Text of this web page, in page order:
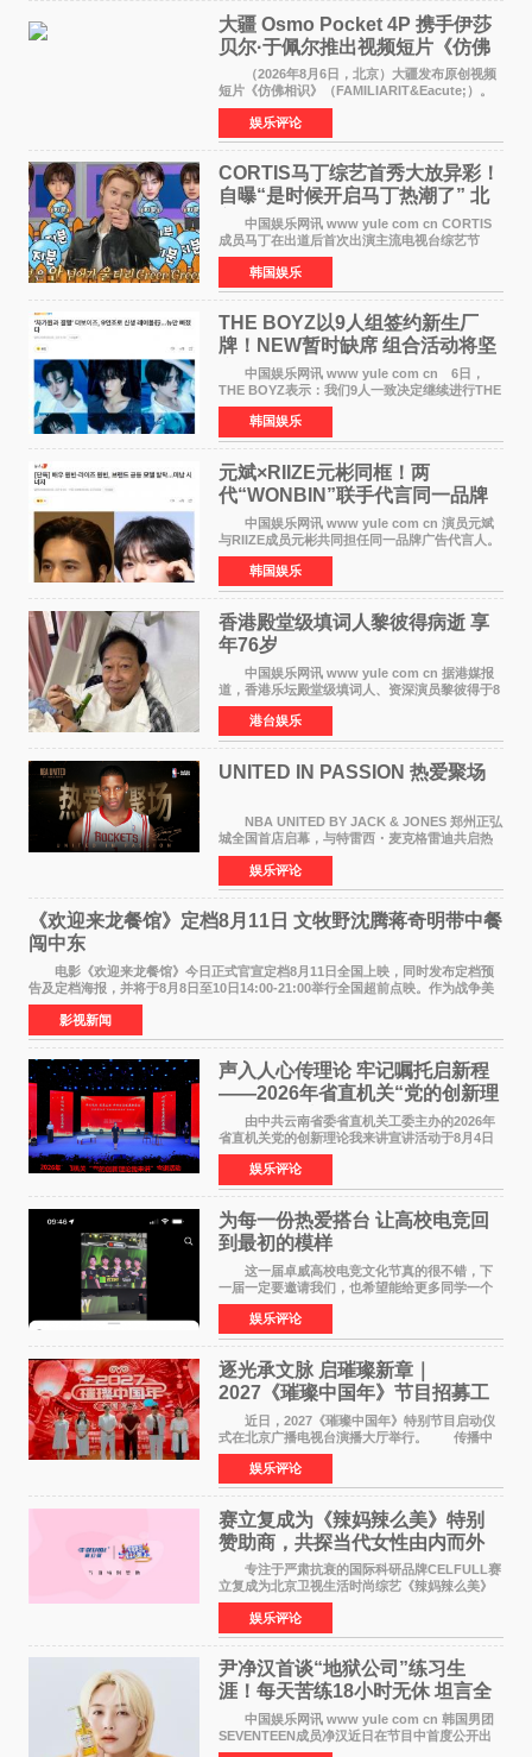
大疆 Osmo Pocket 4P 携手伊莎
贝尔·于佩尔推出视频短片《仿佛
相识》
（2026年8月6日，北京）大疆发布原创视频
短片《仿佛相识》（FAMILIARIT&Eacute;）。
视频短片由戛纳国际电影节最佳女演员伊莎贝尔·
于佩尔（Isabelle Huppert）主演，全程使用大
疆首款双主摄口
娱乐评论
CORTIS马丁综艺首秀大放异彩！
自曝“是时候开启马丁热潮了” 北
美巡演火热进行中
中国娱乐网讯 www yule com cn CORTIS
成员马丁在出道后首次出演主流电视台综艺节
目，展现了多才多艺的魅力。 马丁出演了5日
播出的MBC《Radio Star》Fashion与Passion
之间，I&lsquo;m
韩国娱乐
THE BOYZ以9人组签约新生厂
牌！NEW暂时缺席 组合活动将坚
定不移继续
中国娱乐网讯 www yule com cn 6日，
THE BOYZ表示：我们9人一致决定继续进行THE
BOYZ组合活动，并且已经完成了组合团体活动
签约。目前正在新生厂牌下进行活动准备。尚未
离开THE BOYZ原所
韩国娱乐
元斌×RIIZE元彬同框！两
代“WONBIN”联手代言同一品牌
颜值天花板合体
中国娱乐网讯 www yule com cn 演员元斌
与RIIZE成员元彬共同担任同一品牌广告代言人。
6日据独家报道，继演员元斌之后，RIIZE元彬最
近也被选为某在线中介平台A公司的共同广告代言
人，两人将作
韩国娱乐
香港殿堂级填词人黎彼得病逝 享
年76岁​
中国娱乐网讯 www yule com cn 据港媒报
道，香港乐坛殿堂级填词人、资深演员黎彼得于8
月5日上午因病离世，终年76岁。好友钟志光透
露，黎彼得今年3月中风后便卧床休养，身体机能
持续衰退，最
港台娱乐
UNITED IN PASSION 热爱聚场
NBA UNITED BY JACK & JONES 郑州正弘
城全国首店启幕，与特雷西・麦克格雷迪共启热
爱 2026 年7 月21 日，
NBAUNITEDBYJACK&JONES 全国首店，于郑
州正弘城正式启幕。NBA 传奇球星
娱乐评论
《欢迎来龙餐馆》定档8月11日 文牧野沈腾蒋奇明带中餐
闯中东
电影《欢迎来龙餐馆》今日正式官宣定档8月11日全国上映，同时发布定档预
告及定档海报，并将于8月8日至10日14:00-21:00举行全国超前点映。作为战争美
食大片，影片讲述的是中国厨师徐福（沈腾
影视新闻
声入人心传理论 牢记嘱托启新程
——2026年省直机关“党的创新理
论我来讲”宣讲活动圆满落幕
由中共云南省委省直机关工委主办的2026年
省直机关党的创新理论我来讲宣讲活动于8月4日
至5日在昆明举办。活动以 "牢记嘱托 感恩奋进
开创云南发展新局面 "为主题，坚持以新时代中国
特色社会主义
娱乐评论
为每一份热爱搭台 让高校电竞回
到最初的模样
这一届卓威高校电竞文化节真的很不错，下
一届一定要邀请我们，也希望能给更多同学一个
来到现场的机会。 2026卓威高校电竞文化节
已经落下帷幕，在活动结束后，仍有不少高校电
竞社负责人和现
娱乐评论
逐光承文脉 启璀璨新章｜
2027《璀璨中国年》节目招募工
作圆满启动
近日，2027《璀璨中国年》特别节目启动仪
式在北京广播电视台演播大厅举行。 传播中
华优秀传统文化，弘扬纯正国风艺术，打造高规
格、高质感、正能量的文艺盛典，是璀璨中国年
矢志不渝的初心
娱乐评论
赛立复成为《辣妈辣么美》特别
赞助商，共探当代女性由内而外
活力美
专注于严肃抗衰的国际科研品牌CELFULL赛
立复成为北京卫视生活时尚综艺《辣妈辣么美》
的特别赞助商,明星辣妈袁咏仪倾情参与，向广大
都市女性传递健康生活新主张，寄语当代女性在
家庭与自我之间
娱乐评论
尹净汉首谈“地狱公司”练习生
涯！每天苦练18小时无休 坦言全
靠成员撑过来
中国娱乐网讯 www yule com cn 韩国男团
SEVENTEEN成员净汉近日在节目中首度公开出
道前的残酷练习生经历，并提及经纪公司Pledis